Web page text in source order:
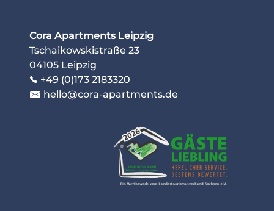
Cora Apartments Leipzig
Tschaikowskistraße 23
04105 Leipzig
+49 (0)173 2183320
hello@cora-apartments.de